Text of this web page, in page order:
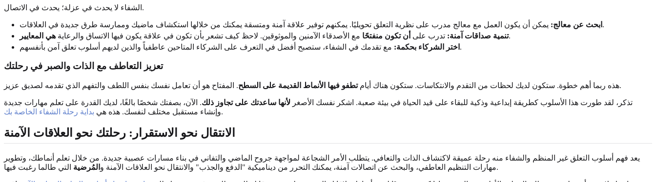
الشفاء لا يحدث في عزلة؛ يحدث في الاتصال.
ابحث عن معالج: يمكن أن يكون العمل مع معالج مدرب على نظرية التعلق تحويليًا. يمكنهم توفير علاقة آمنة ومتسقة يمكنك من خلالها استكشاف ماضيك وممارسة طرق جديدة في العلاقات.
تنمية صداقات آمنة: تدرب على أن تكون منفتحًا مع الأصدقاء الآمنين والموثوقين. لاحظ كيف تشعر بأن تكون في علاقة يكون فيها الاتساق والرعاية هي المعايير
.
اختر الشركاء بحكمة: مع تقدمك في الشفاء، ستصبح أفضل في التعرف على الشركاء المتاحين عاطفياً والذين لديهم أسلوب تعلق آمن بأنفسهم.
تعزيز التعاطف مع الذات والصبر في رحلتك
هذه ربما أهم خطوة. ستكون لديك لحظات من التقدم والانتكاسات. ستكون هناك أيامتطفو فيها الأنماط القديمة على السطح . المفتاح هو أن تعامل نفسك بنفس اللطف والتفهم الذي تقدمه لصديق عزيز.
تذكر، لقد طورت هذا الأسلوب كطريقة إبداعية وذكية للبقاء على قيد الحياة في بيئة صعبة. اشكر نفسك الأصغر لأنها ساعدتك على تجاوز ذلك. الآن، بصفتك شخصًا بالغًا، لديك القدرة على تعلم مهارات جديدة
وإنشاء مستقبل مختلف لنفسك. هذه هي بداية رحلة الشفاء الخاصة بك .
الانتقال نحو الاستقرار: رحلتك نحو العلاقات الآمنة
يعد فهم أسلوب التعلق غير المنظم والشفاء منه رحلة عميقة لاكتشاف الذات والتعافي. يتطلب الأمر الشجاعة لمواجهة جروح الماضي والتفاني في بناء مسارات عصبية جديدة. من خلال تعلم أنماطك، وتطوير
مهارات التنظيم العاطفي، والبحث عن اتصالات آمنة، يمكنك التحرر من ديناميكية "الدفع والجذب" والانتقال نحو العلاقات الآمنة و المُرضية التي طالما رغبت فيها.